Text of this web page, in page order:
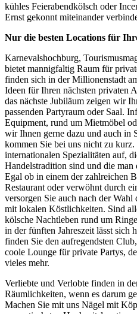
kühles Feierabendkölsch oder
Ernst gekonnt miteinander
Nur die besten Locations für
Karnevalshochburg,
bietet mannigfaltig Raum für
finden sich in der Millionenstadt
Ideen für Ihren nächsten privaten
das nächste Jubiläum zeigen wir
passenden Partyraum oder Saal.
Equipment, rund um Mietmöbel
wir Ihnen gerne dazu und auch in
kommen Sie bei uns nicht zu
internationalen Spezialitäten auf,
Handelstradition sind und die
Egal ob in einem der zahlreichen
Restaurant oder verwöhnt durch
versorgen Sie auch nach der Wahl
mit lokalen Köstlichkeiten. Sind
kölsche Nachtleben rund um
in der fünften Jahreszeit lässt sich
finden Sie den aufregendsten
coole Lounge für private Partys,
vieles mehr.
Verliebte und Verlobte finden in
Räumlichkeiten, wenn es darum
Machen Sie mit uns Nägel mit